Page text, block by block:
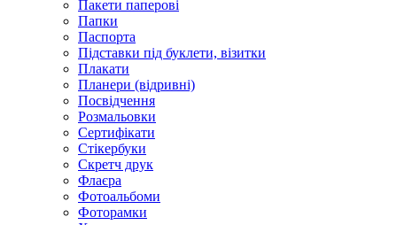
Пакети паперові
Папки
Паспорта
Підставки під буклети, візитки
Плакати
Планери (відривні)
Посвідчення
Розмальовки
Сертифікати
Стікербуки
Скретч друк
Флаєра
Фотоальбоми
Фоторамки